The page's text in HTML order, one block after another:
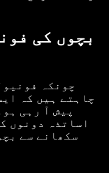
بچوں کی
چونکہ
چاہتے ہیں کہ
پیش آ رہی
اساتذہ دونوں